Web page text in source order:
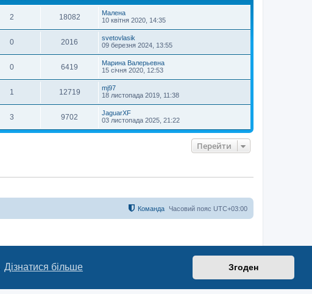
Дізнатися більше Згоден
2 18082
Малена
10 квітня 2020, 14:35
0 2016
svetovlasik
09 березня 2024, 13:55
0 6419
Марина Валерьевна
15 січня 2020, 12:53
1 12719
mj97
18 листопада 2019, 11:38
3 9702
JaguarXF
03 листопада 2025, 21:22
Перейти
Часовий пояс UTC+03:00
Команда